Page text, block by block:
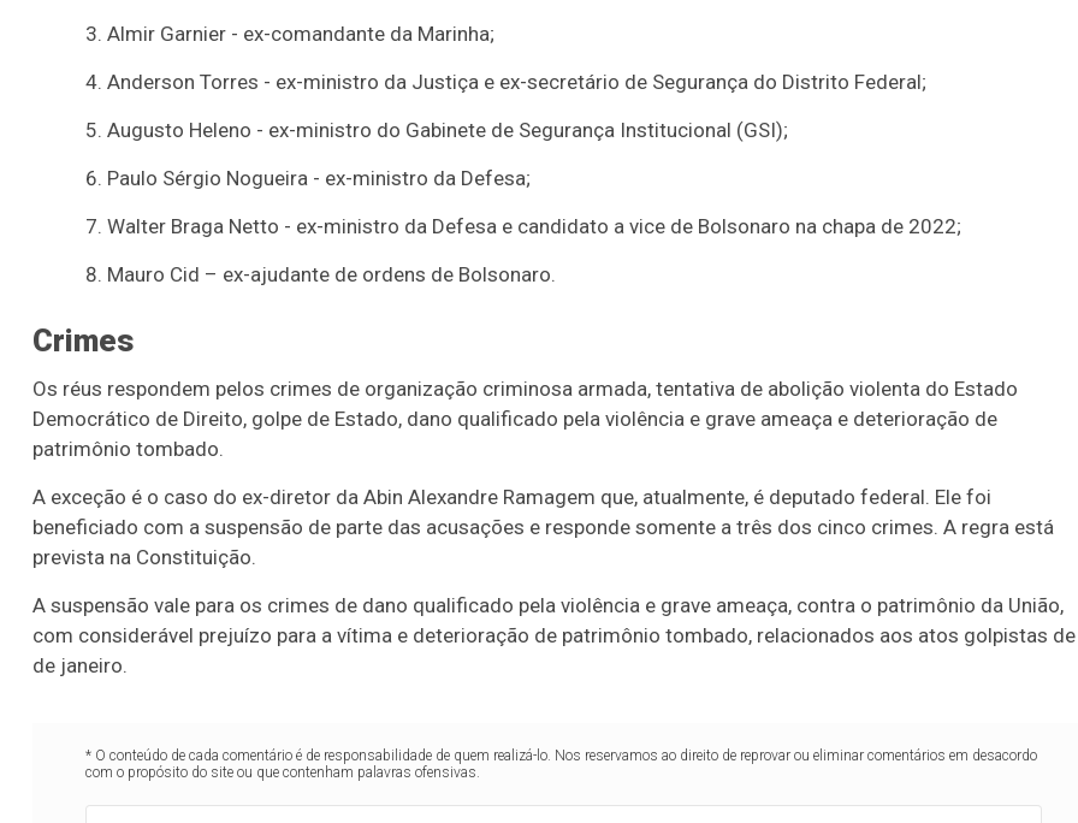
Almir Garnier - ex-comandante da Marinha;
Anderson Torres - ex-ministro da Justiça e ex-secretário de Segurança do Distrito Federal;
Augusto Heleno - ex-ministro do Gabinete de Segurança Institucional (GSI);
Paulo Sérgio Nogueira - ex-ministro da Defesa;
Walter Braga Netto - ex-ministro da Defesa e candidato a vice de Bolsonaro na chapa de 2022;
Mauro Cid – ex-ajudante de ordens de Bolsonaro.
Crimes
Os réus respondem pelos crimes de organização criminosa armada, tentativa de abolição violenta do Estado
Democrático de Direito, golpe de Estado, dano qualificado pela violência e grave ameaça e deterioração de
patrimônio tombado.
A exceção é o caso do ex-diretor da Abin Alexandre Ramagem que, atualmente, é deputado federal. Ele foi
beneficiado com a suspensão de parte das acusações e responde somente a três dos cinco crimes. A regra está
prevista na Constituição.
A suspensão vale para os crimes de dano qualificado pela violência e grave ameaça, contra o patrimônio da União,
com considerável prejuízo para a vítima e deterioração de patrimônio tombado, relacionados aos atos golpistas
de janeiro.
* O conteúdo de cada comentário é de responsabilidade de quem realizá-lo. Nos reservamos ao direito de reprovar ou eliminar comentários em desacordo
com o propósito do site ou que contenham palavras ofensivas.